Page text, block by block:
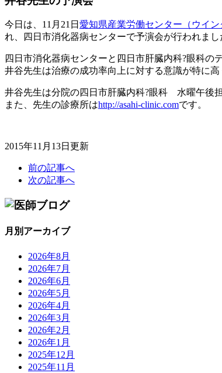
今日は、11月21日 愛知県産業労働センター（ウイン
れ、四日市消化器病センターで予演会が行われま
四日市消化器病センターと四日市肝臓内科?眼科の
井谷先生は治療の成功率向上に対する意識が特に
井谷先生は分院の四日市肝臓内科?眼科 水曜午後担
また、先生の診療所はhttp://asahi-clinic.comです。
2015年11月13日更新
前の記事へ
次の記事へ
月別アーカイブ
2026年8月
2026年7月
2026年6月
2026年5月
2026年4月
2026年3月
2026年2月
2026年1月
2025年12月
2025年11月